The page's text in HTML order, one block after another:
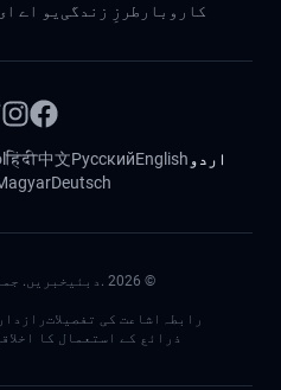
کاروبار طرزِ زندگی یو اے
اردو English
Русский
中文
हिंदी
Deutsch
©
2026 .دبئیخبریں.
رابطہ اشاعت کی تفصیلات
ذرائع کے استعمال کا